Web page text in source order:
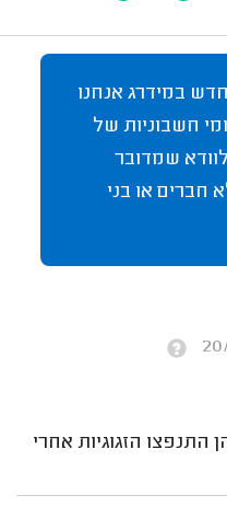
במידרג אנחנו
חשבוניות של
שמדובר
חברים או בני
שבהן התנפצו הזגוגיות אחרי